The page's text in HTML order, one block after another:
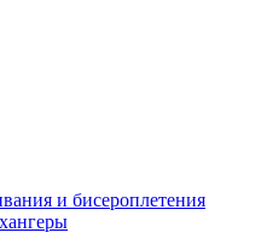
и бисероплетения